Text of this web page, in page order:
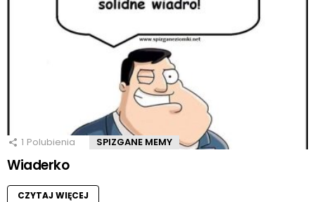
1 Polubienia SPIZGANE MEMY
Wiaderko
CZYTAJ WIĘCEJ